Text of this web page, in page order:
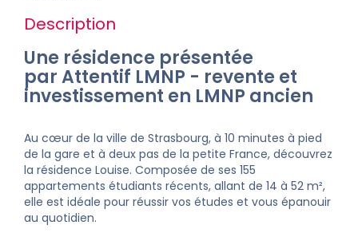
Description
Une résidence présentée
par Attentif LMNP - revente et
investissement en LMNP ancien
Au cœur de la ville de Strasbourg, à 10 minutes à pied
de la gare et à deux pas de la petite France, découvrez
la résidence Louise. Composée de ses 155
appartements étudiants récents, allant de 14 à 52 m²,
elle est idéale pour réussir vos études et vous épanouir
au quotidien.